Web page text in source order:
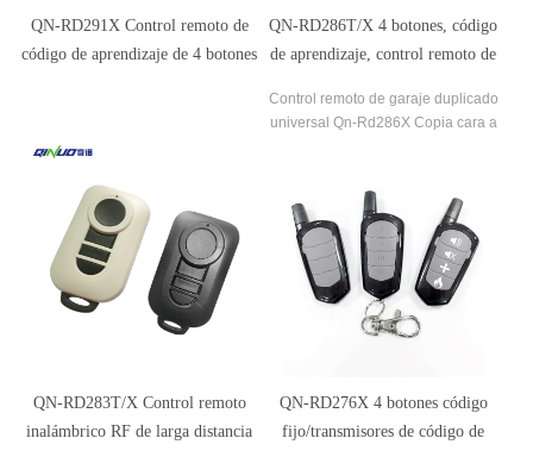
QN-RD291X Control remoto de
código de aprendizaje de 4 botones
QN-RD286T/X 4 botones, código
de aprendizaje, control remoto de
Control remoto de garaje duplicado
universal Qn-Rd286X Copia cara a
QN-RD283T/X Control remoto
inalámbrico RF de larga distancia
QN-RD276X 4 botones código
fijo/transmisores de código de